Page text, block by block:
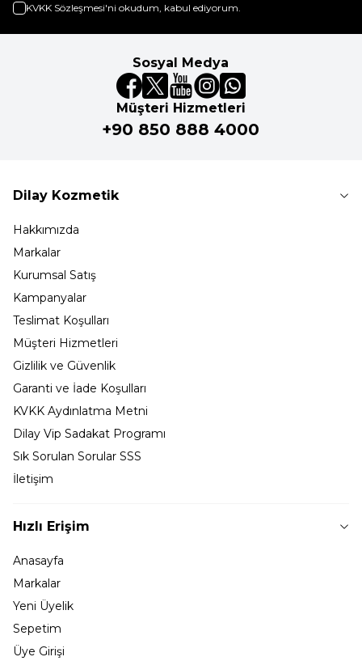
KVKK Sözleşmesi'ni okudum, kabul ediyorum.
Sosyal Medya
Müşteri Hizmetleri
+90 850 888 4000
Dilay Kozmetik
Hakkımızda
Markalar
Kurumsal Satış
Kampanyalar
Teslimat Koşulları
Müşteri Hizmetleri
Gizlilik ve Güvenlik
Garanti ve İade Koşulları
KVKK Aydınlatma Metni
Dilay Vip Sadakat Programı
Sık Sorulan Sorular SSS
İletişim
Hızlı Erişim
Anasayfa
Markalar
Yeni Üyelik
Sepetim
Üye Girişi